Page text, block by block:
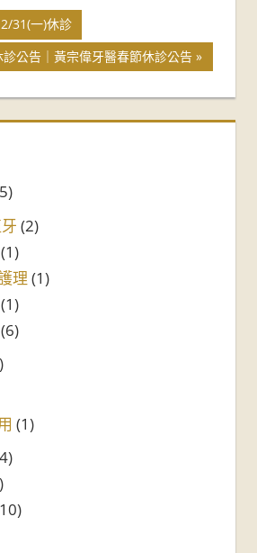
31(一)休診
診公告｜黃宗偉牙醫春節休診公告
(2)
(1)
理 (1)
(1)
(6)
(1)